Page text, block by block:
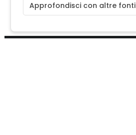
Approfondisci con altre fonti